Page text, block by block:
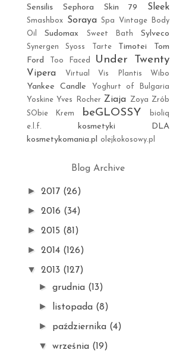
Sensilis Sephora Skin 79 Sleek
Smashbox Soraya Spa Vintage Body
Oil
Sudomax Sweet Bath Sylveco
Synergen Syoss Tarte Timotei
Tom
Ford
Too Faced Under Twenty
Vipera Virtual Vis Plantis Wibo
Yankee Candle
Yoghurt of Bulgaria
Yoskine Yves Rocher Ziaja Zoya Zrób
SObie Krem
beGLOSSY
bioliq
e.l.f.
kosmetyki DLA
kosmetykomania.pl olejkokosowy.pl
Blog Archive
► 2017 (26)
► 2016 (34)
► 2015 (81)
► 2014 (126)
▼ 2013 (127)
►grudnia (13)
► listopada (8)
► października (4)
▼września (19)